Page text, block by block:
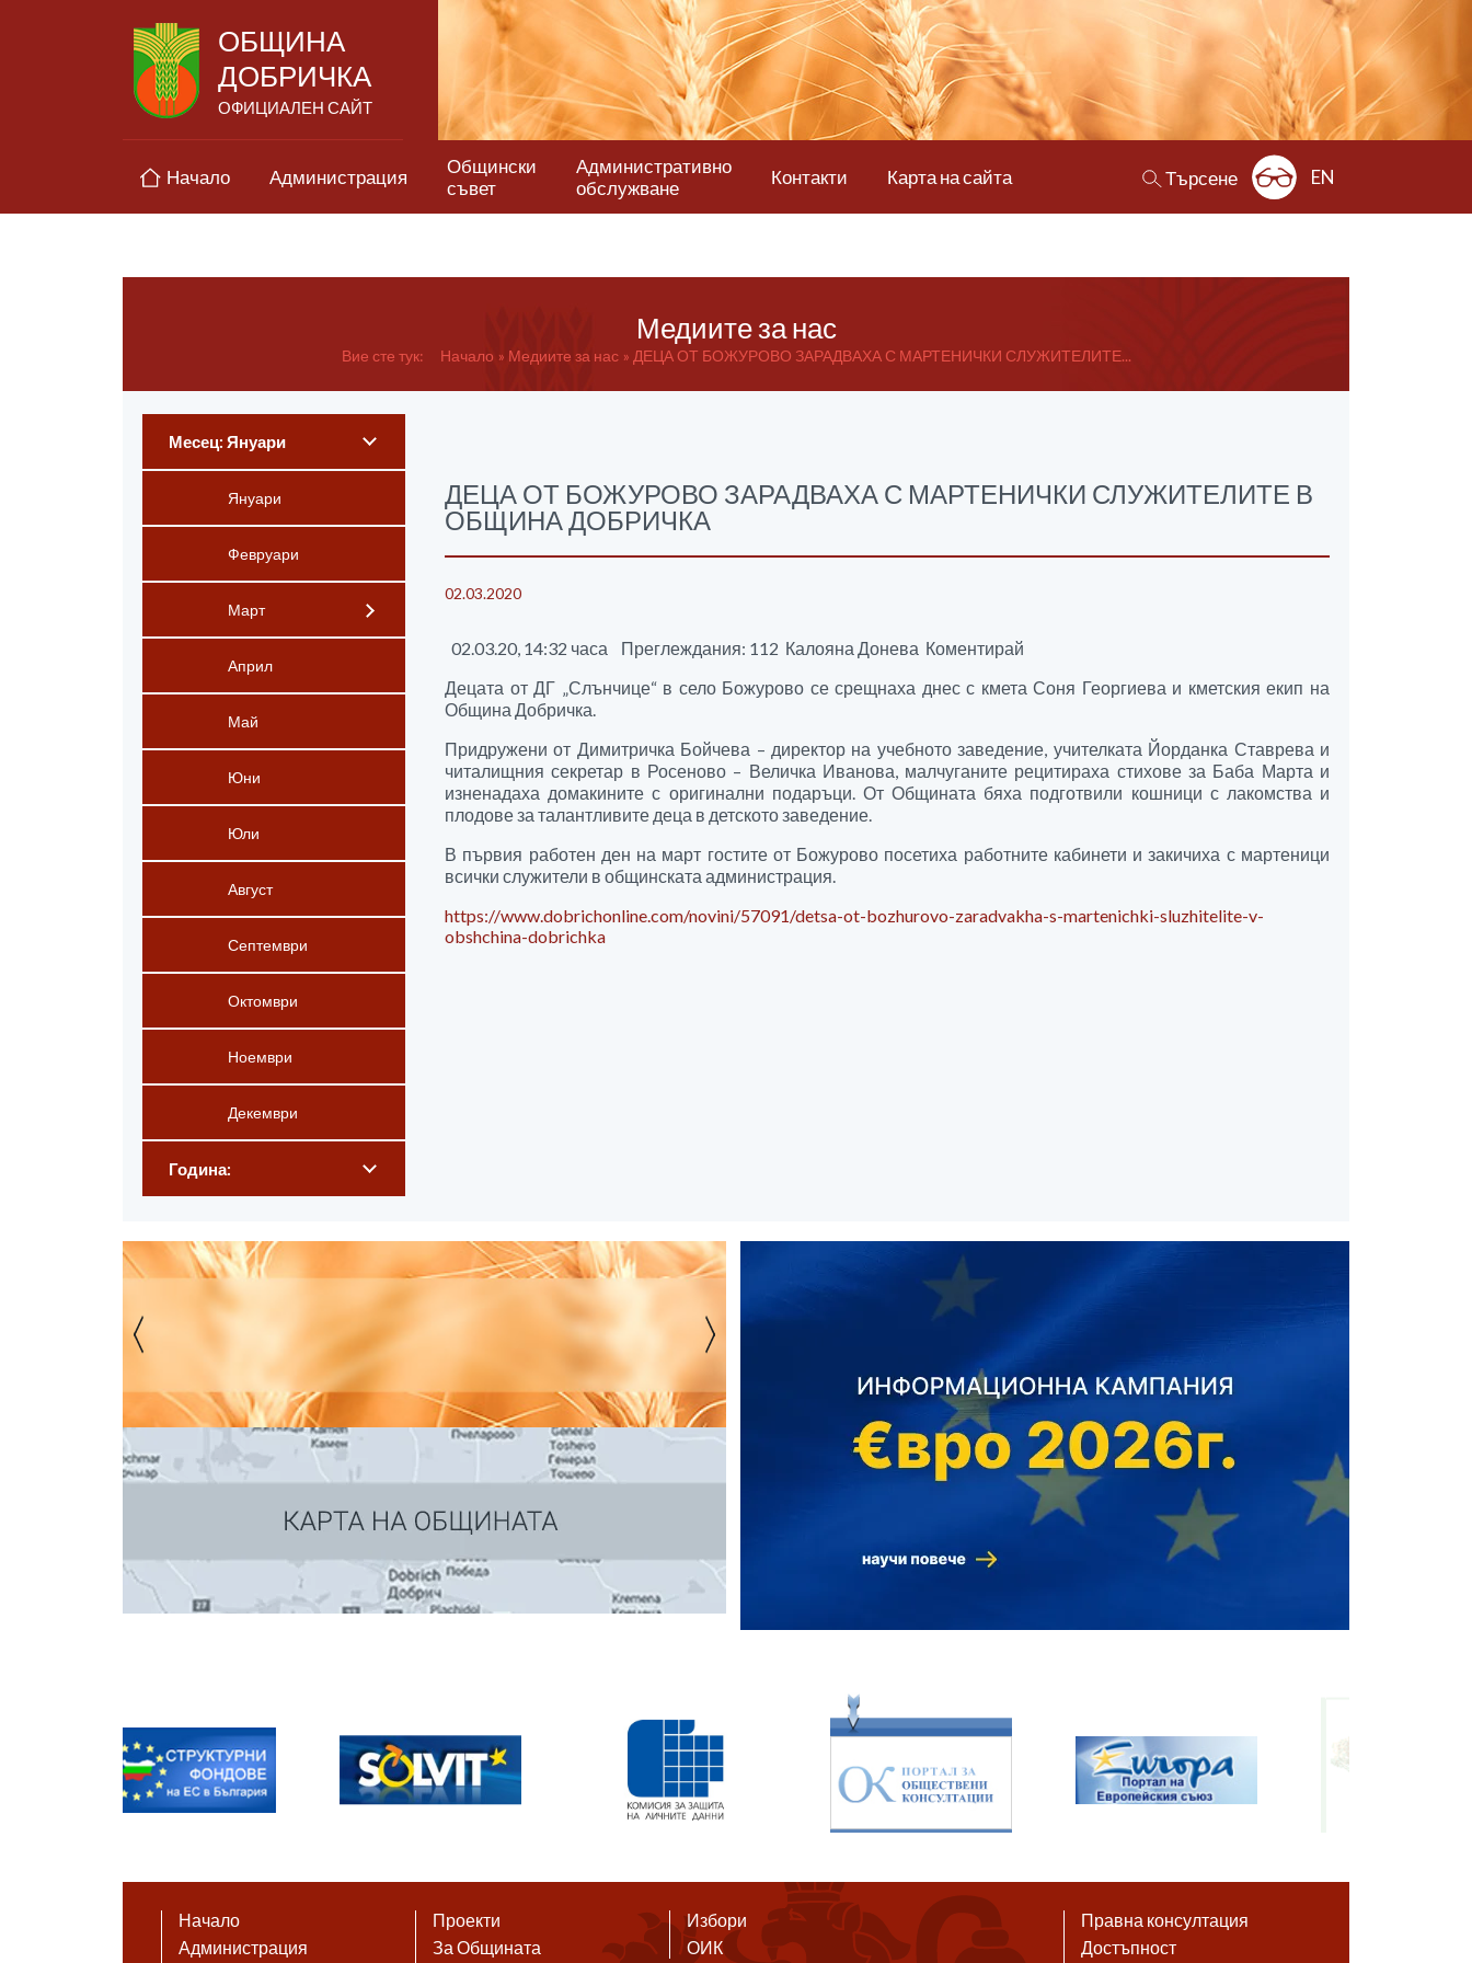
ОБЩИНА
ДОБРИЧКА
ОФИЦИАЛЕН САЙТ
Начало Администрация
Общински
съвет
Административно
обслужване
Контакти Карта на сайта Търсене EN
Медиите за нас
Вие сте тук: Начало Медиите за нас ДЕЦА ОТ БОЖУРОВО ЗАРАДВАХА С МАРТЕНИЧКИ СЛУЖИТЕЛИТЕ...
Месец: Януари
Януари
Февруари
Март
Април
Май
Юни
Юли
Август
Септември
Октомври
Ноември
Декември
Година:
ДЕЦА ОТ БОЖУРОВО ЗАРАДВАХА С МАРТЕНИЧКИ СЛУЖИТЕЛИТЕ В
ОБЩИНА ДОБРИЧКА
02.03.2020
02.03.20, 14:32 часа Преглеждания: 112 Калояна Донева Коментирай
Децата от ДГ „Слънчице“ в село Божурово се срещнаха днес с кмета Соня Георгиева и кметския екип на
Община Добричка.
Придружени от Димитричка Бойчева – директор на учебното заведение, учителката Йорданка Ставрева и
читалищния секретар в Росеново – Величка Иванова, малчуганите рецитираха стихове за Баба Марта и
изненадаха домакините с оригинални подаръци. От Общината бяха подготвили кошници с лакомства и
плодове за талантливите деца в детското заведение.
В първия работен ден на март гостите от Божурово посетиха работните кабинети и закичиха с мартеници
всички служители в общинската администрация.
https://www.dobrichonline.com/novini/57091/detsa-ot-bozhurovo-zaradvakha-s-martenichki-sluzhitelite-v-
obshchina-dobrichka
Начало
Администрация
Проекти
За Общината
Избори
ОИК
Правна консултация
Достъпност